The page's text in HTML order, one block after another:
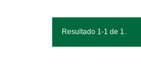
Resultado 1-1 de 1.